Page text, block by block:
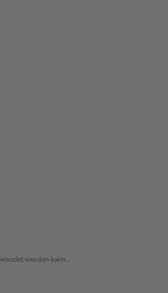
werden kann.